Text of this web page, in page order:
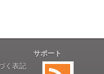
タはSSL暗号化通信により
の作品など）」
く表記
サポート